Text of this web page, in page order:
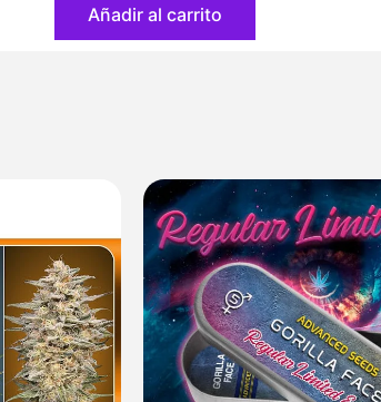
Añadir al carrito